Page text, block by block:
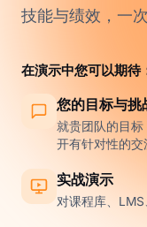
技能与绩效，一
在演示中您可以期待
您的目标与挑
就贵团队的目
开有针对性的交
实战演示
对课程库、LMS